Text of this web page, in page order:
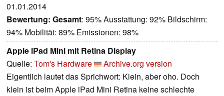
01.01.2014
Bewertung: Gesamt: 95% Ausstattung: 92% Bildschirm:
94% Mobilität: 89% Emissionen: 98%
Apple iPad Mini mit Retina Display
Quelle: Tom's Hardware
Archive.org version
Eigentlich lautet das Sprichwort: Klein, aber oho. Doch
klein ist beim Apple iPad Mini Retina keine schlechte